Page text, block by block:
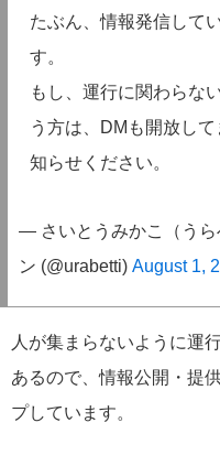
たぶん、情報発信して
す。
もし、運行に関わらな
う方は、DMも開放し
知らせください。
— さいとうみかこ（うら
ン (@urabetti) August 1,
人が集まらないように運
あるので、情報公開・提
プしています。